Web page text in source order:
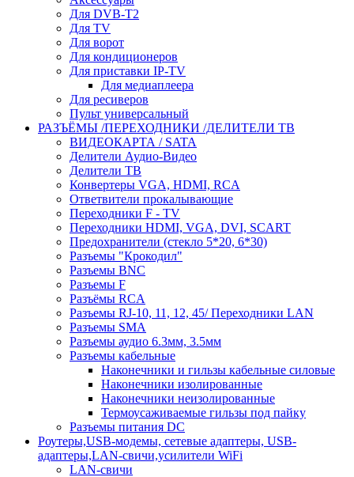
Для DVB-T2
Для TV
Для ворот
Для кондиционеров
Для приставки IP-TV
Для медиаплеера
Для ресиверов
Пульт универсальный
РАЗЪЁМЫ /ПЕРЕХОДНИКИ /ДЕЛИТЕЛИ ТВ
ВИДЕОКАРТА / SATA
Делители Аудио-Видео
Делители ТВ
Конвертеры VGA, HDMI, RCA
Ответвители прокалывающие
Переходники F - TV
Переходники HDMI, VGA, DVI, SCART
Предохранители (стекло 5*20, 6*30)
Разъемы "Крокодил"
Разъемы BNC
Разъемы F
Разъёмы RCA
Разъемы RJ-10, 11, 12, 45/ Переходники LAN
Разъемы SMA
Разъемы аудио 6.3мм, 3.5мм
Разъемы кабельные
Наконечники и гильзы кабельные силовые
Наконечники изолированные
Наконечники неизолированные
Термоусаживаемые гильзы под пайку
Разъемы питания DC
Роутеры,USB-модемы, сетевые адаптеры, USB-
адаптеры,LAN-свичи,усилители WiFi
LAN-свичи